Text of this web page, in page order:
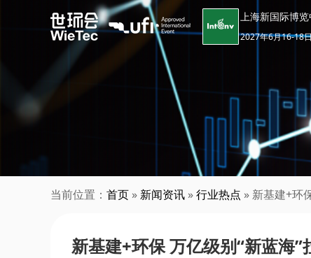
上海新国际博
2027年6月16-18
当前位置： 首页 » 新闻资讯 »行业热点 » 新基建+环
新基建+环保 万亿级别“新蓝海”